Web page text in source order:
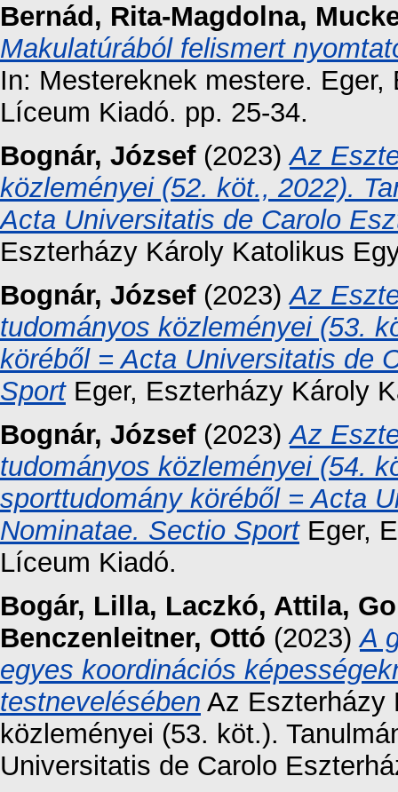
Bernád, Rita-Magdolna,
Makulatúrából felismert
In: Mestereknek mestere.
Líceum Kiadó. pp. 25-34.
Bognár, József(2023)Az
közleményei (52. köt., 2022).
Acta Universitatis de Carolo
Eszterházy Károly Katolikus
Bognár, József(2023)Az
tudományos közleményei (53.
köréből = Acta Universitatis de
SportEger, Eszterházy Károly
Bognár, József(2023)Az
tudományos közleményei (54.
sporttudomány köréből = Acta
Nominatae. Sectio SportEger,
Líceum Kiadó.
Bogár, Lilla, Laczkó, Attila,
Benczenleitner, Ottó (2023)A
egyes koordinációs
testnevelésében Az Eszterházy
közleményei (53. köt.).
Universitatis de Carolo